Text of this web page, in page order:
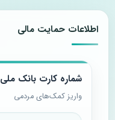
اطلاعات حمایت مالی
شماره کارت بانک ملی
واریز کمک‌های مردمی